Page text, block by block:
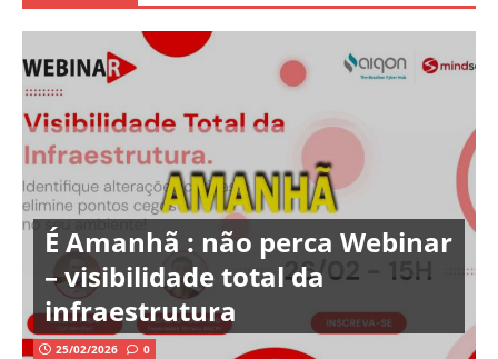
É Amanhã : não perca Webinar
– visibilidade total da
infraestrutura
25/02/2026 0